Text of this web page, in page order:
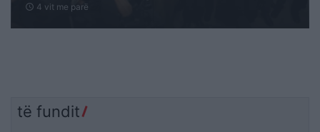
schedule 4 vit me parë
të fundit